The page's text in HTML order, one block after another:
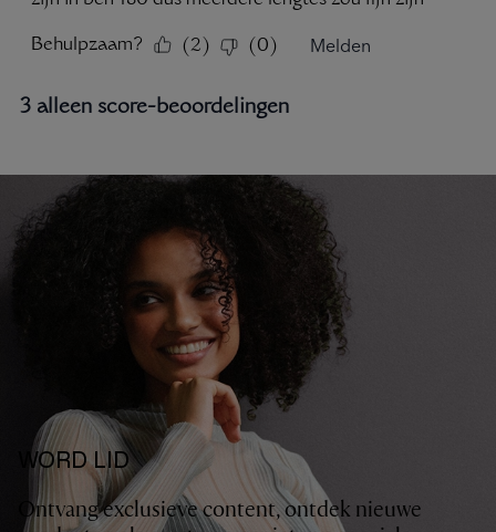
WORD LID
Ontvang exclusieve content, ontdek nieuwe